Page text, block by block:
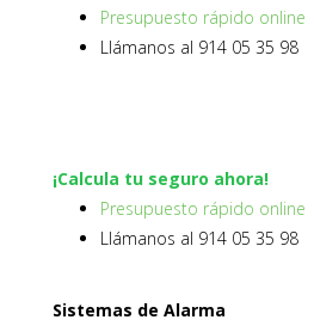
Presupuesto rápido online
Llámanos al 914 05 35 98
¡Calcula tu seguro ahora!
Presupuesto rápido online
Llámanos al 914 05 35 98
Sistemas de Alarma